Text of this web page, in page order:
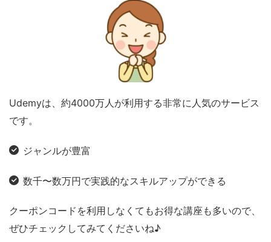
Udemyは、約4000万人が利用する非常に人気のサービス
です。
ジャンルが豊富
数千〜数万円で実践的なスキルアップができる
クーポンコードを利用しなくてもお得な講座も多いので、
ぜひチェックしてみてくださいね♪